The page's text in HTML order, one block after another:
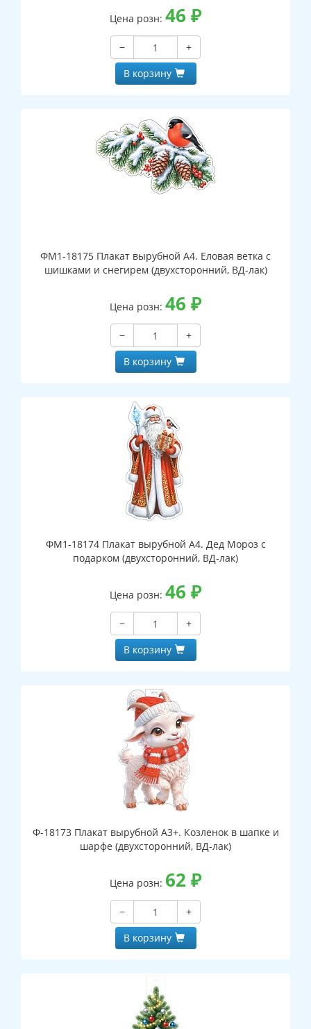
Цена розн: 46 ₽
−
+
В корзину
ФМ1-18175 Плакат вырубной А4. Еловая ветка с
шишками и снегирем (двухсторонний, ВД-лак)
Цена розн: 46 ₽
−
+
В корзину
ФМ1-18174 Плакат вырубной А4. Дед Мороз с
подарком (двухсторонний, ВД-лак)
Цена розн: 46 ₽
−
+
В корзину
Ф-18173 Плакат вырубной А3+. Козленок в шапке и
шарфе (двухсторонний, ВД-лак)
Цена розн: 62 ₽
−
+
В корзину